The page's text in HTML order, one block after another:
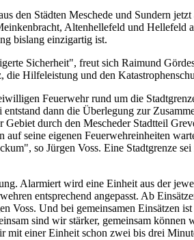
den Städten Meschede und Sundern
Altenhellefeld und
bislang einzigartig ist.
Sicherheit", freut sich Raimund
die Hilfeleistung und den
Feuerwehr rund um die
dann die Überlegung zur
Gebiet durch den Mescheder Stadtteil
auf seine eigenen Feuerwehreinheiten
so Jürgen Voss. Eine Stadtgrenze
Alarmiert wird eine Einheit aus der
entsprechend angepasst. Ab
Voss. Und bei gemeinsamen Einsätzen
sind wir stärker, gemeinsam
einer Einheit schon zwei bis drei